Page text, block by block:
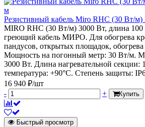
Резистивный кабель Miro RHC (30 Вт/
MIRO RHC (30 Вт/м) 3000 Вт, длина
греющий кабель МИРО. Для обогрева
пандусов, открытых площадок, обогрева
Мощность на погонный метр: 30 Вт/м.
3000 Вт. Длина нагревательной секции:
температура: +90°С. Степень защиты:
16 940 ₽/шт
-
+ Купить
Быстрый просмотр